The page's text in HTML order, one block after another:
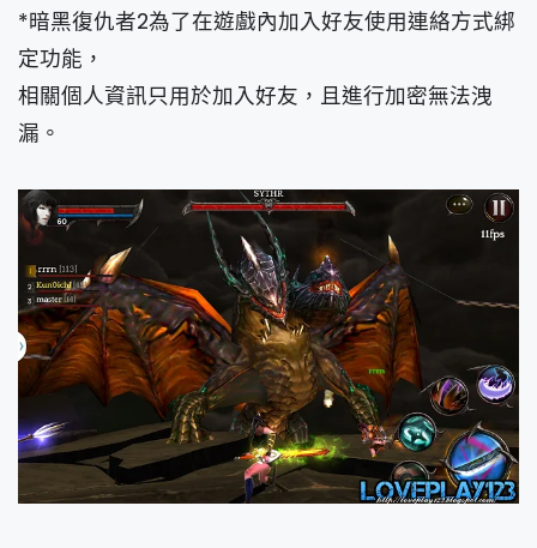
*暗黑復仇者2為了在遊戲內加入好友使用連絡方式綁
定功能，
相關個人資訊只用於加入好友，且進行加密無法洩
漏。